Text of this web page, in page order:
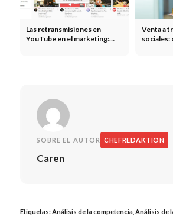
Las retransmisiones en
YouTube en el marketing:
Venta a
sociales:
SOBRE EL AUTOR CHEFREDAKTION
Caren
Etiquetas:Análisis de la competencia, Análisis de